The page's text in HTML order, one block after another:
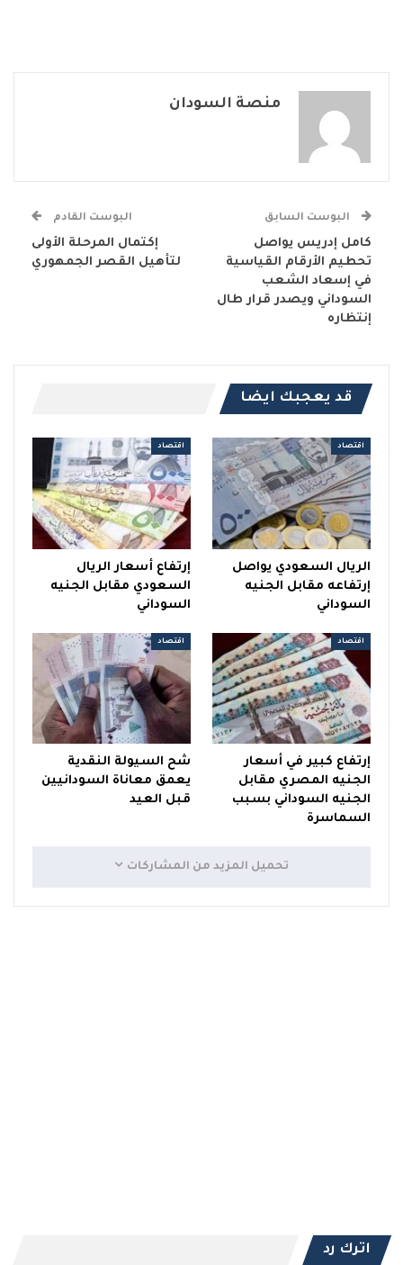
منصة السودان
البوست السابق
كامل إدريس يواصل
تحطيم الأرقام القياسية
في إسعاد الشعب
السوداني ويصدر قرار طال
إنتظاره
البوست القادم
إكتمال المرحلة الأولى
لتأهيل القصر الجمهوري
قد يعجبك ايضا
اقتصاد
الريال السعودي يواصل
إرتفاعه مقابل الجنيه
السوداني
اقتصاد
إرتفاع أسعار الريال
السعودي مقابل الجنيه
السوداني
اقتصاد
إرتفاع كبير في أسعار
الجنيه المصري مقابل
الجنيه السوداني بسبب
السماسرة
اقتصاد
شح السيولة النقدية
يعمق معاناة السودانيين
قبل العيد
تحميل المزيد من المشاركات
اترك رد